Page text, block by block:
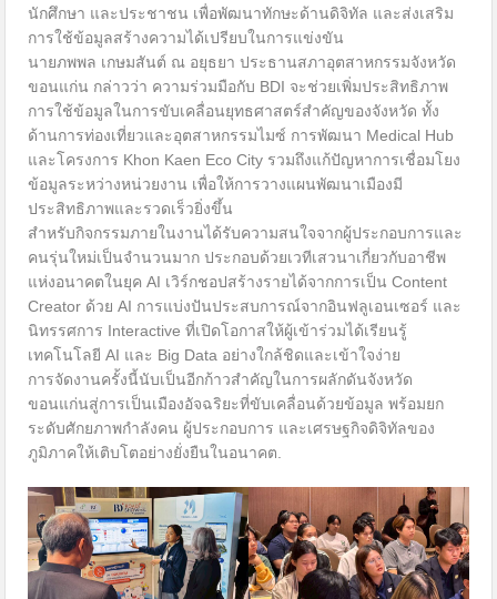
นักศึกษา และประชาชน เพื่อพัฒนาทักษะด้านดิจิทัล และส่งเสริม
การใช้ข้อมูลสร้างความได้เปรียบในการแข่งขัน
นายภพพล เกษมสันต์ ณ อยุธยา ประธานสภาอุตสาหกรรมจังหวัด
ขอนแก่น กล่าวว่า ความร่วมมือกับ BDI จะช่วยเพิ่มประสิทธิภาพ
การใช้ข้อมูลในการขับเคลื่อนยุทธศาสตร์สำคัญของจังหวัด ทั้ง
ด้านการท่องเที่ยวและอุตสาหกรรมไมซ์ การพัฒนา Medical Hub
และโครงการ Khon Kaen Eco City รวมถึงแก้ปัญหาการเชื่อมโยง
ข้อมูลระหว่างหน่วยงาน เพื่อให้การวางแผนพัฒนาเมืองมี
ประสิทธิภาพและรวดเร็วยิ่งขึ้น
สำหรับกิจกรรมภายในงานได้รับความสนใจจากผู้ประกอบการและ
คนรุ่นใหม่เป็นจำนวนมาก ประกอบด้วยเวทีเสวนาเกี่ยวกับอาชีพ
แห่งอนาคตในยุค AI เวิร์กชอปสร้างรายได้จากการเป็น Content
Creator ด้วย AI การแบ่งปันประสบการณ์จากอินฟลูเอนเซอร์ และ
นิทรรศการ Interactive ที่เปิดโอกาสให้ผู้เข้าร่วมได้เรียนรู้
เทคโนโลยี AI และ Big Data อย่างใกล้ชิดและเข้าใจง่าย
การจัดงานครั้งนี้นับเป็นอีกก้าวสำคัญในการผลักดันจังหวัด
ขอนแก่นสู่การเป็นเมืองอัจฉริยะที่ขับเคลื่อนด้วยข้อมูล พร้อมยก
ระดับศักยภาพกำลังคน ผู้ประกอบการ และเศรษฐกิจดิจิทัลของ
ภูมิภาคให้เติบโตอย่างยั่งยืนในอนาคต.